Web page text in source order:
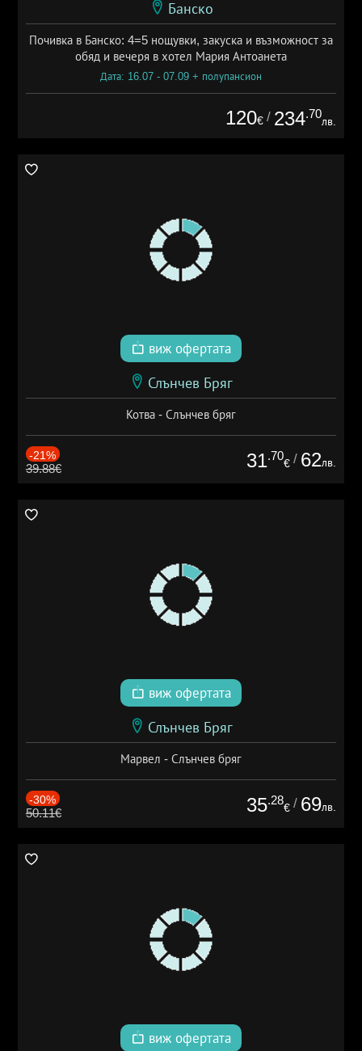
Банско
Почивка в Банско: 4=5 нощувки, закуска и възможност за
обяд и вечеря в хотел Мария Антоанета
Дата: 16.07 - 07.09 + полупансион
120€ / 234.70
лв.
виж офертата
Слънчев Бряг
Котва - Слънчев бряг
-21%
39.88€ 31.70
€ / 62лв.
виж офертата
Слънчев Бряг
Марвел - Слънчев бряг
-30%
50.11€ 35.28
€ / 69лв.
виж офертата